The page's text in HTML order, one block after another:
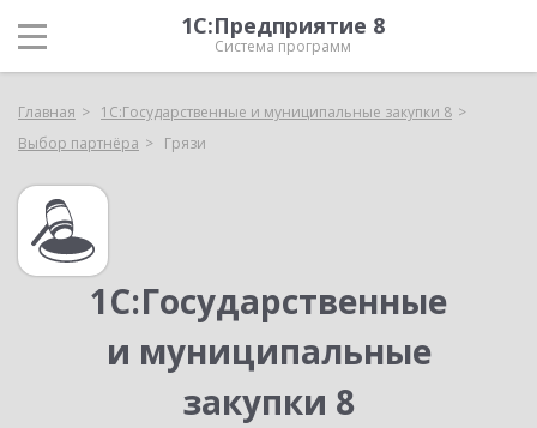
1С:Предприятие 8
Система программ
Главная
1С:Государственные и муниципальные закупки 8
Выбор партнёра
Грязи
1С:Государственные
и муниципальные
закупки 8